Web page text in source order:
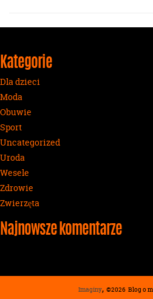
Kategorie
Dla dzieci
Moda
Obuwie
Sport
Uncategorized
Uroda
Wesele
Zdrowie
Zwierzęta
Najnowsze komentarze
Imaginy, ©2026 Blog o